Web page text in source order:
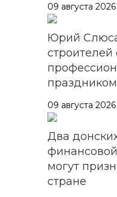
09 августа
Юрий
строителей
праздником
09 августа 2026
Два
могут
стране